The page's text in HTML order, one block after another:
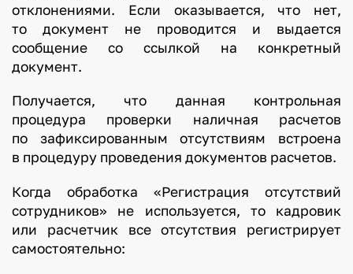
отклонениями. Если оказывается, что нет,
то документ не проводится и выдается
сообщение со ссылкой на конкретный
документ.
Получается, что данная контрольная
процедура проверки наличная расчетов
по зафиксированным отсутствиям встроена
в процедуру проведения документов расчетов.
Когда обработка «Регистрация отсутствий
сотрудников» не используется, то кадровик
или расчетчик все отсутствия регистрирует
самостоятельно: